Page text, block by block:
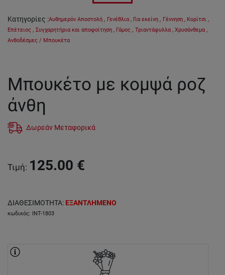
Κατηγορίες :Αυθημερόν Αποστολή , Γενέθλια , Για εκείνη , Γέννηση , Κορίτσι ,
Επέτειος , Συγχαρητήρια και αποφοίτηση , Γάμος , Τριαντάφυλλα , Χρυσάνθεμα ,
Ανθοδέσμες / Μπουκέτα
Μπουκέτο με κομψά ροζ
άνθη
Δωρεάν Μεταφορικά
Τιμή: 125.00 €
ΔΙΑΘΕΣΙΜΟΤΗΤΑ: ΕΞΑΝΤΛΗΜΕΝΟ
κωδικός: INT-1803